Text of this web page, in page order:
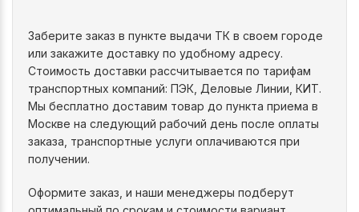
Заберите заказ в пункте выдачи ТК в своем городе
или закажите доставку по удобному адресу.
Стоимость доставки рассчитывается по тарифам
транспортных компаний: ПЭК, Деловые Линии, КИТ.
Мы бесплатно доставим товар до пункта приема в
Москве на следующий рабочий день после оплаты
заказа, транспортные услуги оплачиваются при
получении.
Оформите заказ, и наши менеджеры подберут